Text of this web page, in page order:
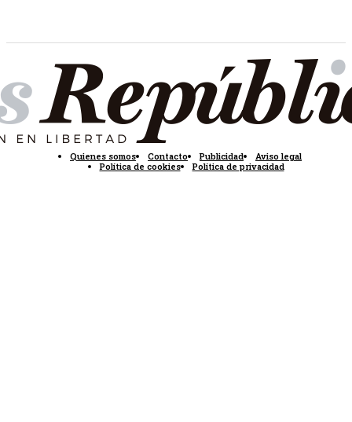
Quienes somos Contacto Publicidad
Aviso legal
Política de cookies
Política de privacidad